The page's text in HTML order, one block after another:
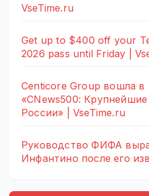
VseTime.ru
Get up to $400 off your
2026 pass until Friday |
Centicore Group вошла в
«CNews500:
России» | VseTime.ru
Руководство ФИФА
Инфантино после его